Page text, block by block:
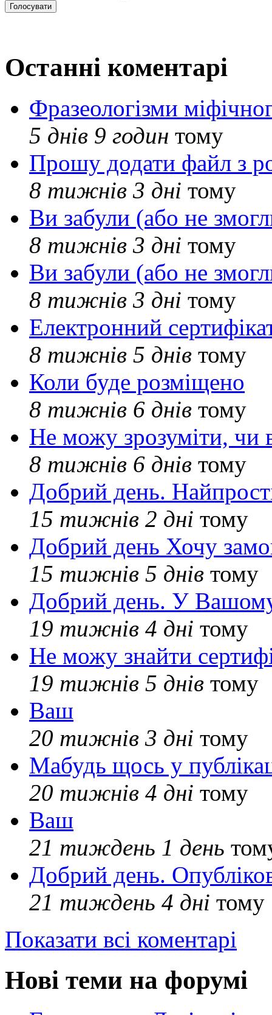
Останні коментарі
Фразеологізми
5 днів 9 годин тому
Прошу додати файл з
8 тижнів 3 дні тому
Ви забули (або не
8 тижнів 3 дні тому
Ви забули (або не
8 тижнів 3 дні тому
Електронний
8 тижнів 5 днів тому
Коли буде розміщено
8 тижнів 6 днів тому
Не можу зрозуміти, чи
8 тижнів 6 днів тому
Добрий день.
15 тижнів 2 дні тому
Добрий день Хочу
15 тижнів 5 днів тому
Добрий день. У Вашому
19 тижнів 4 дні тому
Не можу знайти
19 тижнів 5 днів тому
Ваш
20 тижнів 3 дні тому
Мабудь щось у
20 тижнів 4 дні тому
Ваш
21 тиждень 1 день
Добрий день.
21 тиждень 4 дні тому
Показати всі коментарі
Нові теми на форумі